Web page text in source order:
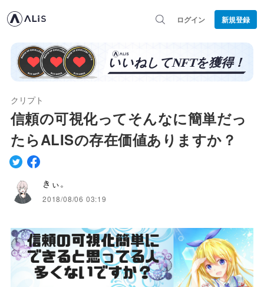
ログイン 新規登録
クリプト
信頼の可視化ってそんなに簡単だっ
たらALISの存在価値ありますか？
きぃ。
2018/08/06 03:19